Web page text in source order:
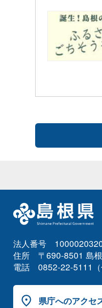
法人番号
住所 〒690-8501 島
電話 0852-22-5111（
県庁へのアクセ